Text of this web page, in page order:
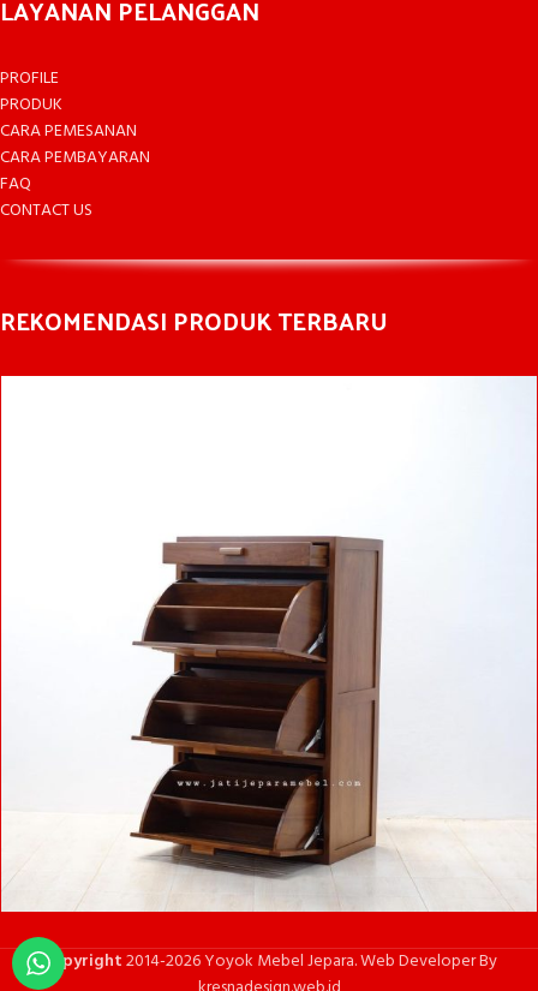
LAYANAN PELANGGAN
PROFILE
PRODUK
CARA PEMESANAN
CARA PEMBAYARAN
FAQ
CONTACT US
REKOMENDASI PRODUK TERBARU
Copyright2014-2026 Yoyok Mebel Jepara. Web Developer By